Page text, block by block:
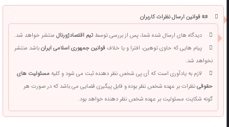
📜 قوانین ارسال نظرات کاربران
دیدگاه های ارسال شده شما، پس از بررسی توسطتیم اقتصادژورنالمنتشر خواهد شد.
پیام هایی که حاوی توهین، افترا و یا خلافقوانین جمهوری اسلامی ایرانباشد منتشر
نخواهد شد.
لازم به یادآوری است که آی پی شخص نظر دهنده ثبت می شود و کلیهمسئولیت های
حقوقینظرات بر عهده شخص نظر بوده و قابل پیگیری قضایی می باشد که در صورت هر
گونه شکایت مسئولیت بر عهده شخص نظر دهنده خواهد بود.